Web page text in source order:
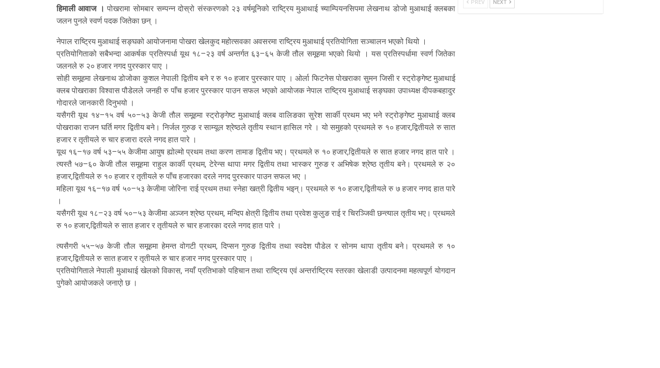
हिमाली आवाज । पोखरामा सोमबार सम्पन्न दोस्रो संस्करणको २३ वर्षमूनिको राष्ट्रिय मुआथाई च्याम्पियनसिपमा लेखनाथ डोजो मुआथाई क्लबका
जलन पुनले स्वर्ण पदक जितेका छन् ।
नेपाल राष्ट्रिय मुआथाई सङ्घको आयोजनामा पोखरा खेलकुद महोत्सवका अवसरमा राष्ट्रिय मुआथाई प्रतियोगिता सञ्चालन भएको थियो ।
प्रतियोगिताको सबैभन्दा आकर्षक प्रतिस्पर्धा यूथ १८–२३ वर्ष अन्तर्गत ६३–६५ केजी तौल समूहमा भएको थियो । यस प्रतिस्पर्धामा स्वर्ण जितेका
जलनले रु २० हजार नगद पुरस्कार पाए ।
सोही समूहमा लेखनाथ डोजोका कुशल नेपाली द्वितीय बने र रु १० हजार पुरस्कार पाए । ओर्ला फिटनेस पोखराका सुमन जिसी र स्ट्रोङ्गेष्ट मुआथाई
क्लब पोखराका विश्वास पौडेलले जनही रु पाँच हजार पुरस्कार पाउन सफल भएको आयोजक नेपाल राष्ट्रिय मुआथाई सङ्घका उपाध्यक्ष दीपकबहादुर
गोदारले जानकारी दिनुभयो ।
यसैगरी यूथ १४–१५ वर्ष ५०–५३ केजी तौल समूहमा स्ट्रोङ्गेष्ट मुआथाई क्लब वालिङका सुरेश सार्की प्रथम भए भने स्ट्रोङ्गेष्ट मुआथाई क्लब
पोखराका राजन घर्ति मगर द्वितीय बने। निर्जल गुरुङ र साम्यूल श्रेष्ठले तृतीय स्थान हासिल गरे । यो समुहको प्रथमले रु १० हजार,द्वितीयले रु सात
हजार र तृतीयले रु चार हजारा दरले नगद हात पारे ।
यूथ १६–१७ वर्ष ५३–५५ केजीमा आयुष ह्योल्मो प्रथम तथा करण तामाङ द्वितीय भए। प्रथमले रु १० हजार,द्वितीयले रु सात हजार नगद हात पारे ।
त्यस्तै ५७–६० केजी तौल समूहमा राहुल कार्की प्रथम, टेरेन्स थापा मगर द्वितीय तथा भास्कर गुरुङ र अभिषेक श्रेष्ठ तृतीय बने। प्रथमले रु २०
हजार,द्वितीयले रु १० हजार र तृतीयले रु पाँच हजारका दरले नगद पुरस्कार पाउन सफल भए ।
महिला यूथ १६–१७ वर्ष ५०–५३ केजीमा जोरिना राई प्रथम तथा स्नेहा खत्री द्वितीय भइन्। प्रथमले रु १० हजार,द्वितीयले रु ७ हजार नगद हात पारे
।
यसैगरी यूथ १८–२३ वर्ष ५०–५३ केजीमा अञ्जन श्रेष्ठ प्रथम, मन्दिप क्षेत्री द्वितीय तथा प्रवेश कुलुङ राई र चिरञ्जिवी छन्त्याल तृतीय भए। प्रथमले
रु १० हजार,द्वितीयले रु सात हजार र तृतीयले रु चार हजारका दरले नगद हात पारे ।
त्यसैगरी ५५–५७ केजी तौल समूहमा हेमन्त वोगटी प्रथम, दिप्सन गुरुङ द्वितीय तथा स्वदेश पौडेल र सोनम थापा तृतीय बने। प्रथमले रु १०
हजार,द्वितीयले रु सात हजार र तृतीयले रु चार हजार नगद पुरस्कार पाए ।
प्रतियोगिताले नेपाली मुआथाई खेलको विकास, नयाँ प्रतिभाको पहिचान तथा राष्ट्रिय एवं अन्तर्राष्ट्रिय स्तरका खेलाडी उत्पादनमा महत्वपूर्ण योगदान
पुगेको आयोजकले जनाएो छ ।
PREV NEXT